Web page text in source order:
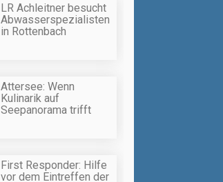
LR Achleitner besucht
Abwasserspezialisten
in Rottenbach
Attersee: Wenn
Kulinarik auf
Seepanorama trifft
First Responder: Hilfe
vor dem Eintreffen der